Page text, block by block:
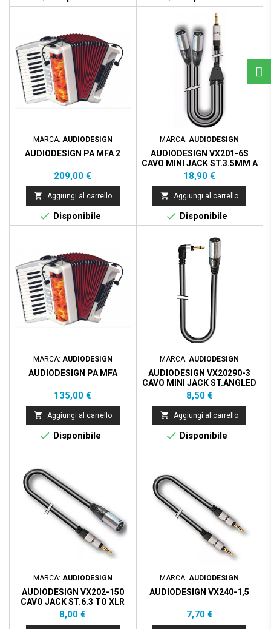
MARCA: AUDIODESIGN
AUDIODESIGN PA MFA 2
Prezzo
209,00 €
 Aggiungi al carrello
 Disponibile
MARCA:AUDIODESIGN
AUDIODESIGN VX201-6S
CAVO MINI JACK ST.3.5MM A
2 X XLR3MV - 6M
Prezzo
18,90 €
 Aggiungi al carrello
 Disponibile
MARCA: AUDIODESIGN
AUDIODESIGN PA MFA
Prezzo
135,00 €
 Aggiungi al carrello
 Disponibile
MARCA: AUDIODESIGN
AUDIODESIGN VX20290-3
CAVO MINI JACK ST.ANGLED
3.5MM TO XLR 3P MASCHIO
- 3M
Prezzo
8,50 €
 Aggiungi al carrello
 Disponibile
MARCA: AUDIODESIGN
AUDIODESIGN VX202-150
CAVO JACK ST.6.3 TO XLR
3P MASCHIO - 1.5M
Prezzo
8,00 €
MARCA:AUDIODESIGN
AUDIODESIGN VX240-1,5
Prezzo
7,70 €